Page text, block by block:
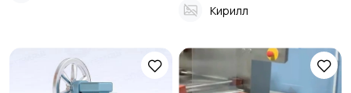
Кирилл